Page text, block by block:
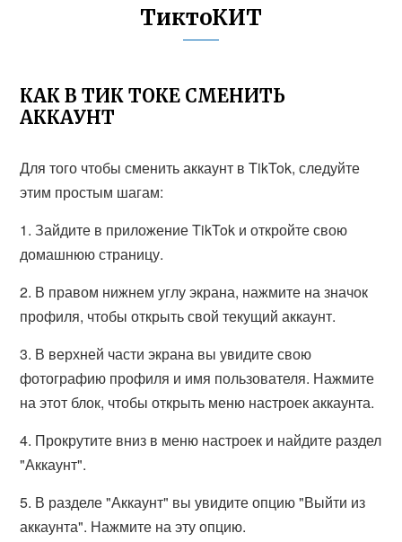
ТиктоКИТ
КАК В ТИК ТОКЕ СМЕНИТЬ
АККАУНТ
Для того чтобы сменить аккаунт в TikTok, следуйте
этим простым шагам:
1. Зайдите в приложение TikTok и откройте свою
домашнюю страницу.
2. В правом нижнем углу экрана, нажмите на значок
профиля, чтобы открыть свой текущий аккаунт.
3. В верхней части экрана вы увидите свою
фотографию профиля и имя пользователя. Нажмите
на этот блок, чтобы открыть меню настроек аккаунта.
4. Прокрутите вниз в меню настроек и найдите раздел
"Аккаунт".
5. В разделе "Аккаунт" вы увидите опцию "Выйти из
аккаунта". Нажмите на эту опцию.